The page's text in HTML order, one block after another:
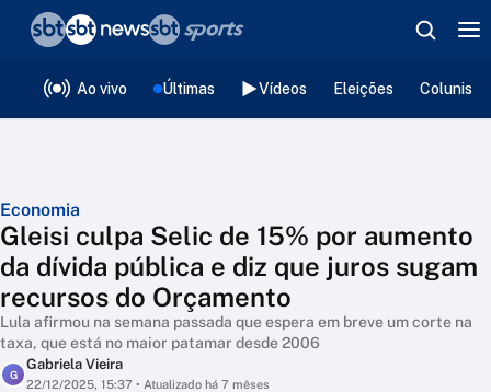
Ao vivo Últimas Vídeos Eleições
Economia
Gleisi culpa Selic de 15% por aumento
da dívida pública e diz que juros sugam
recursos do Orçamento
Lula afirmou na semana passada que espera em breve um corte na
taxa, que está no maior patamar desde 2006
G
Gabriela Vieira
22/12/2025, 15:37 • Atualizado há 7 mêses
❮voltar
Editorias